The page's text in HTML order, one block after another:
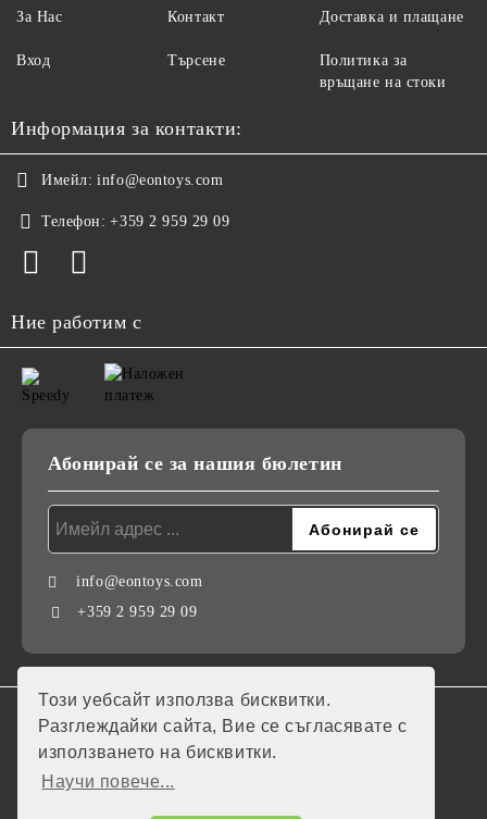
Този уебсайт използва бисквитки.
Разглеждайки сайта, Вие се съгласявате с
използването на бисквитки.
Научи повече...
За Нас
Вход
Контакт
Търсене
Доставка и плащане
Политика за
връщане на стоки
Информация за контакти:
Имейл: info@eontoys.com
Телефон: +359 2 959 29 09
Ние работим с
Абонирай се за нашия бюлетин
info@eontoys.com
+359 2 959 29 09
GDPR
Нашият онлайн магазин е 100% съобразен с GDPR.